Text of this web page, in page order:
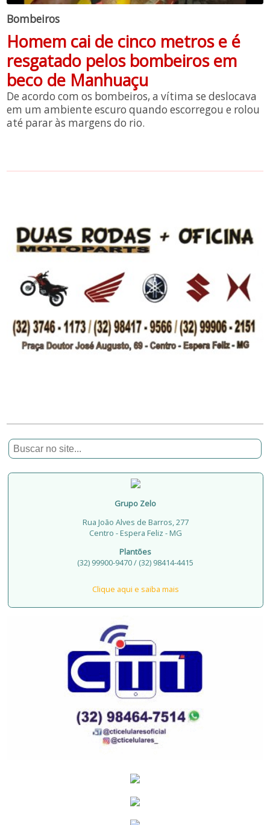
Bombeiros
Homem cai de cinco metros e é
resgatado pelos bombeiros em
beco de Manhuaçu
De acordo com os bombeiros, a vítima se deslocava
em um ambiente escuro quando escorregou e rolou
até parar às margens do rio.
Grupo Zelo
Rua João Alves de Barros, 277
Centro - Espera Feliz - MG
Plantões
(32) 99900-9470 / (32) 98414-4415
Clique aqui e saiba mais